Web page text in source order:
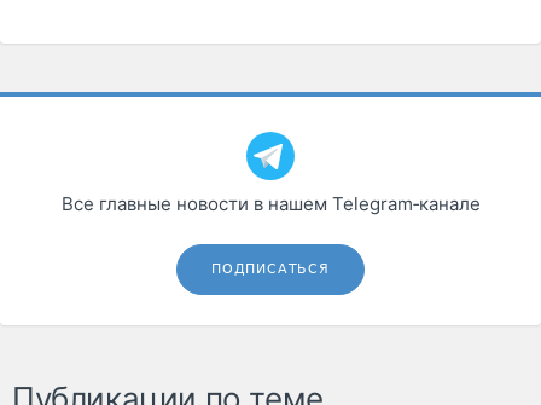
Все главные новости в нашем Telegram‑канале
ПОДПИСАТЬСЯ